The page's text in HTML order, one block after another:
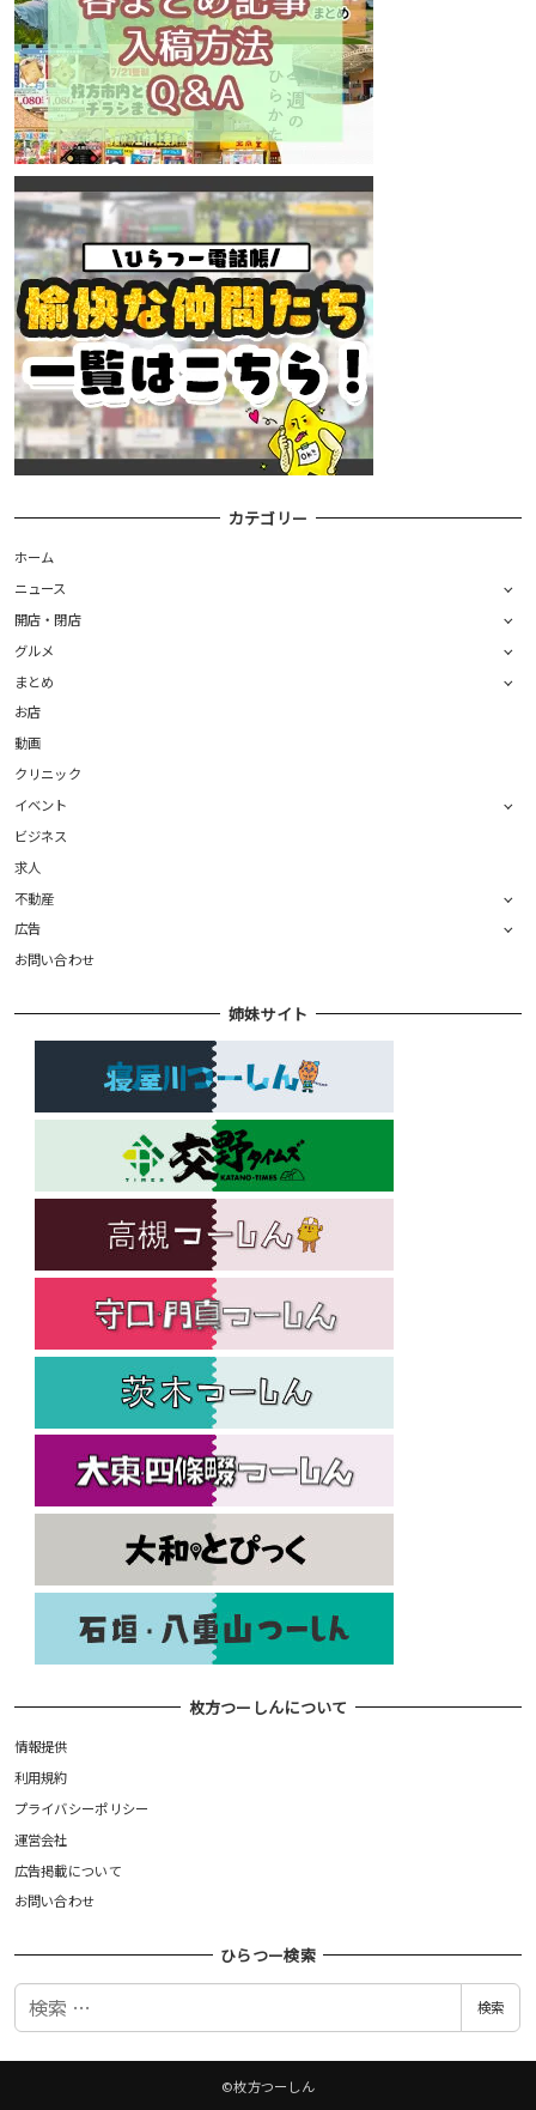
カテゴリー
ホーム
ニュース
開店・閉店
グルメ
まとめ
お店
動画
クリニック
イベント
ビジネス
求人
不動産
広告
お問い合わせ
姉妹サイト
枚方つーしんについて
情報提供
利用規約
プライバシーポリシー
運営会社
広告掲載について
お問い合わせ
ひらつー検索
検
検索
©枚方つーしん